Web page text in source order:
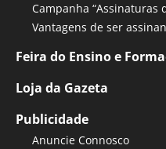
Campanha “Assinaturas
Vantagens de ser
Feira do Ensino e
Loja da Gazeta
Publicidade
Anuncie Connosco